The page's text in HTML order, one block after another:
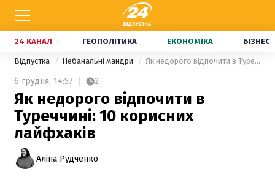
24 КАНАЛ ГЕОПОЛІТИКА ЕКОНОМІКА БІЗНЕС
Відпустка Небанальні мандри Як недорого відпочити в Туреччині: 10 корисних лайфхаків
6 грудня, 14:57 2
Як недорого відпочити в
Туреччині: 10 корисних
лайфхаків
Аліна Рудченко